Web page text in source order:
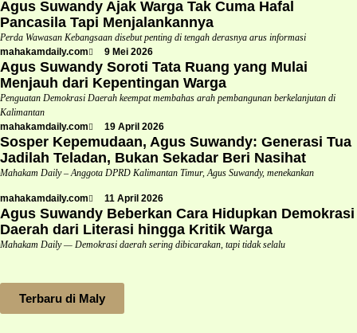
Agus Suwandy Ajak Warga Tak Cuma Hafal
Pancasila Tapi Menjalankannya
Perda Wawasan Kebangsaan disebut penting di tengah derasnya arus informasi
mahakamdaily.com
9 Mei 2026
Agus Suwandy Soroti Tata Ruang yang Mulai
Menjauh dari Kepentingan Warga
Penguatan Demokrasi Daerah keempat membahas arah pembangunan berkelanjutan di
Kalimantan
mahakamdaily.com
19 April 2026
Sosper Kepemudaan, Agus Suwandy: Generasi Tua
Jadilah Teladan, Bukan Sekadar Beri Nasihat
Mahakam Daily – Anggota DPRD Kalimantan Timur, Agus Suwandy, menekankan
mahakamdaily.com 11 April 2026
Agus Suwandy Beberkan Cara Hidupkan Demokrasi
Daerah dari Literasi hingga Kritik Warga
Mahakam Daily — Demokrasi daerah sering dibicarakan, tapi tidak selalu
Terbaru di Maly